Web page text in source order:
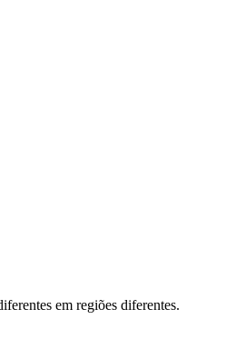
em regiões diferentes.